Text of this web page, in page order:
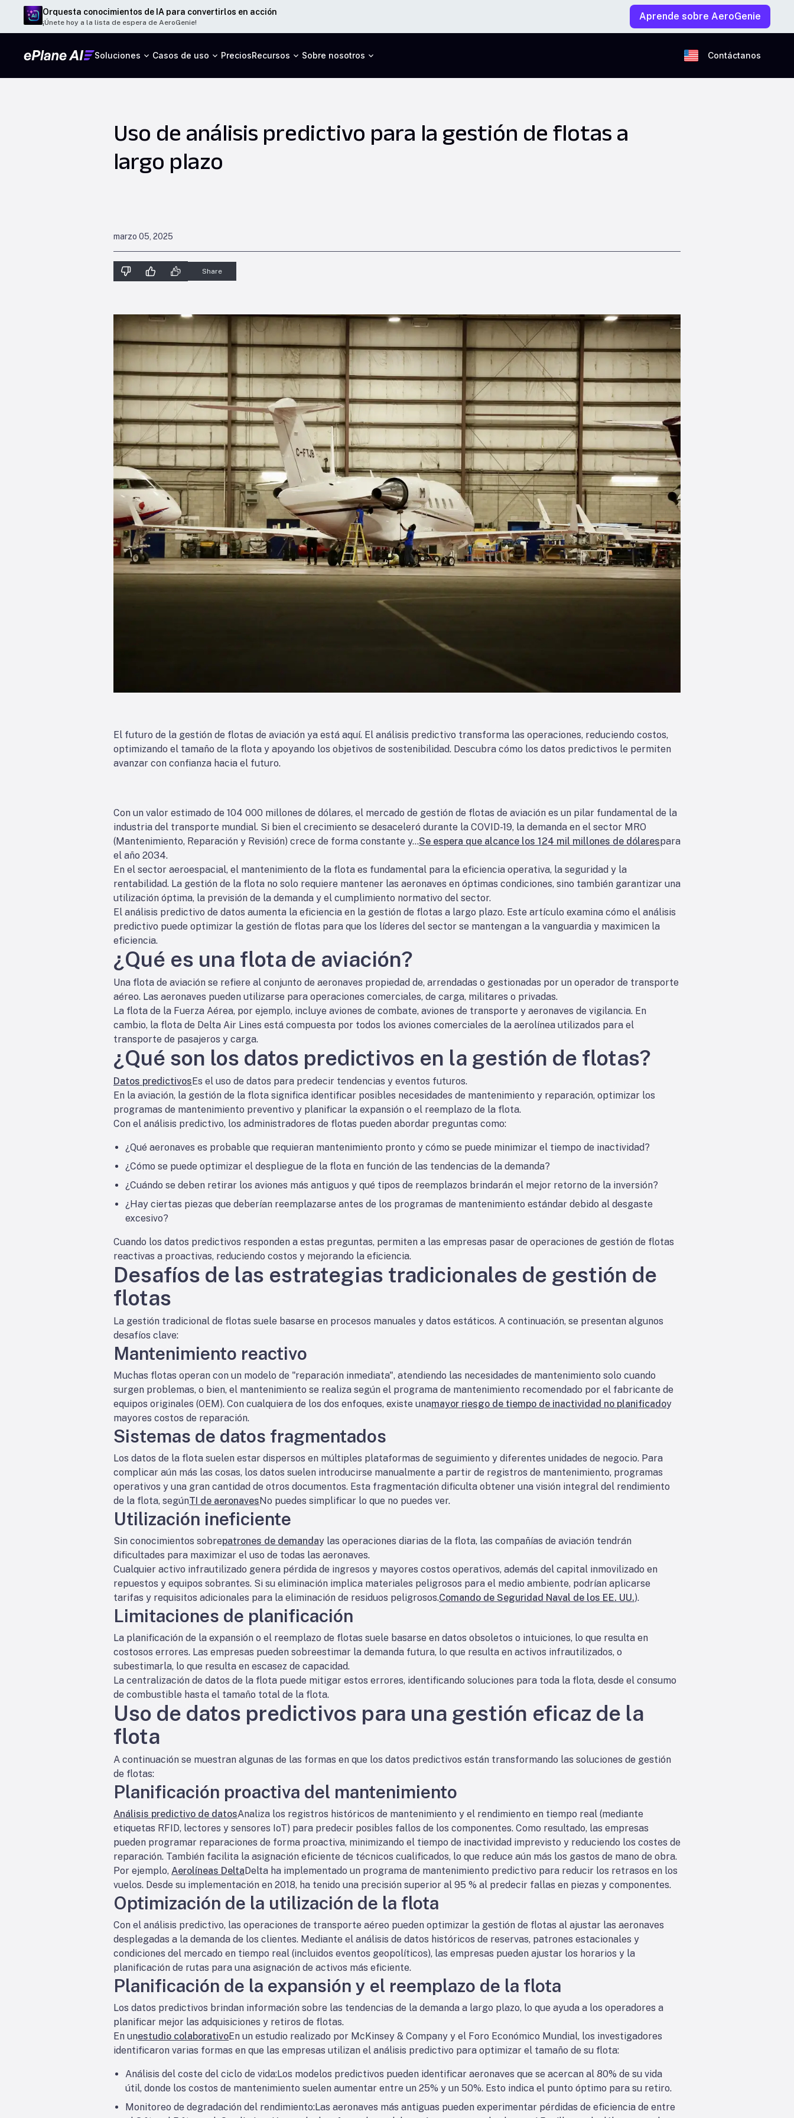
Orquesta conocimientos de IA para convertirlos en acción
¡Únete hoy a la lista de espera de AeroGenie!
Aprende sobre AeroGenie
Soluciones Casos de uso PreciosRecursos Sobre nosotros Contáctanos
Uso de análisis predictivo para la gestión de flotas a
largo plazo
marzo 05, 2025
Share
El futuro de la gestión de flotas de aviación ya está aquí. El análisis predictivo transforma las operaciones, reduciendo costos,
optimizando el tamaño de la flota y apoyando los objetivos de sostenibilidad. Descubra cómo los datos predictivos le permiten
avanzar con confianza hacia el futuro.
Con un valor estimado de 104 000 millones de dólares, el mercado de gestión de flotas de aviación es un pilar fundamental de la
industria del transporte mundial. Si bien el crecimiento se desaceleró durante la COVID-19, la demanda en el sector MRO
(Mantenimiento, Reparación y Revisión) crece de forma constante y...Se espera que alcance los 124 mil millones de dólarespara
el año 2034.
En el sector aeroespacial, el mantenimiento de la flota es fundamental para la eficiencia operativa, la seguridad y la
rentabilidad. La gestión de la flota no solo requiere mantener las aeronaves en óptimas condiciones, sino también garantizar una
utilización óptima, la previsión de la demanda y el cumplimiento normativo del sector.
El análisis predictivo de datos aumenta la eficiencia en la gestión de flotas a largo plazo. Este artículo examina cómo el análisis
predictivo puede optimizar la gestión de flotas para que los líderes del sector se mantengan a la vanguardia y maximicen la
eficiencia.
¿Qué es una flota de aviación?
Una flota de aviación se refiere al conjunto de aeronaves propiedad de, arrendadas o gestionadas por un operador de transporte
aéreo. Las aeronaves pueden utilizarse para operaciones comerciales, de carga, militares o privadas.
La flota de la Fuerza Aérea, por ejemplo, incluye aviones de combate, aviones de transporte y aeronaves de vigilancia. En
cambio, la flota de Delta Air Lines está compuesta por todos los aviones comerciales de la aerolínea utilizados para el
transporte de pasajeros y carga.
¿Qué son los datos predictivos en la gestión de flotas?
Datos predictivosEs el uso de datos para predecir tendencias y eventos futuros.
En la aviación, la gestión de la flota significa identificar posibles necesidades de mantenimiento y reparación, optimizar los
programas de mantenimiento preventivo y planificar la expansión o el reemplazo de la flota.
Con el análisis predictivo, los administradores de flotas pueden abordar preguntas como:
¿Qué aeronaves es probable que requieran mantenimiento pronto y cómo se puede minimizar el tiempo de inactividad?
¿Cómo se puede optimizar el despliegue de la flota en función de las tendencias de la demanda?
¿Cuándo se deben retirar los aviones más antiguos y qué tipos de reemplazos brindarán el mejor retorno de la inversión?
¿Hay ciertas piezas que deberían reemplazarse antes de los programas de mantenimiento estándar debido al desgaste
excesivo?
Cuando los datos predictivos responden a estas preguntas, permiten a las empresas pasar de operaciones de gestión de flotas
reactivas a proactivas, reduciendo costos y mejorando la eficiencia.
Desafíos de las estrategias tradicionales de gestión de
flotas
La gestión tradicional de flotas suele basarse en procesos manuales y datos estáticos. A continuación, se presentan algunos
desafíos clave:
Mantenimiento reactivo
Muchas flotas operan con un modelo de "reparación inmediata", atendiendo las necesidades de mantenimiento solo cuando
surgen problemas, o bien, el mantenimiento se realiza según el programa de mantenimiento recomendado por el fabricante de
equipos originales (OEM). Con cualquiera de los dos enfoques, existe unamayor riesgo de tiempo de inactividad no planificadoy
mayores costos de reparación.
Sistemas de datos fragmentados
Los datos de la flota suelen estar dispersos en múltiples plataformas de seguimiento y diferentes unidades de negocio. Para
complicar aún más las cosas, los datos suelen introducirse manualmente a partir de registros de mantenimiento, programas
operativos y una gran cantidad de otros documentos. Esta fragmentación dificulta obtener una visión integral del rendimiento
de la flota, segúnTI de aeronavesNo puedes simplificar lo que no puedes ver.
Utilización ineficiente
Sin conocimientos sobrepatrones de demanday las operaciones diarias de la flota, las compañías de aviación tendrán
dificultades para maximizar el uso de todas las aeronaves.
Cualquier activo infrautilizado genera pérdida de ingresos y mayores costos operativos, además del capital inmovilizado en
repuestos y equipos sobrantes. Si su eliminación implica materiales peligrosos para el medio ambiente, podrían aplicarse
tarifas y requisitos adicionales para la eliminación de residuos peligrosos.Comando de Seguridad Naval de los EE. UU.).
Limitaciones de planificación
La planificación de la expansión o el reemplazo de flotas suele basarse en datos obsoletos o intuiciones, lo que resulta en
costosos errores. Las empresas pueden sobreestimar la demanda futura, lo que resulta en activos infrautilizados, o
subestimarla, lo que resulta en escasez de capacidad.
La centralización de datos de la flota puede mitigar estos errores, identificando soluciones para toda la flota, desde el consumo
de combustible hasta el tamaño total de la flota.
Uso de datos predictivos para una gestión eficaz de la
flota
A continuación se muestran algunas de las formas en que los datos predictivos están transformando las soluciones de gestión
de flotas:
Planificación proactiva del mantenimiento
Análisis predictivo de datosAnaliza los registros históricos de mantenimiento y el rendimiento en tiempo real (mediante
etiquetas RFID, lectores y sensores IoT) para predecir posibles fallos de los componentes. Como resultado, las empresas
pueden programar reparaciones de forma proactiva, minimizando el tiempo de inactividad imprevisto y reduciendo los costes de
reparación. También facilita la asignación eficiente de técnicos cualificados, lo que reduce aún más los gastos de mano de obra.
Por ejemplo, Aerolíneas DeltaDelta ha implementado un programa de mantenimiento predictivo para reducir los retrasos en los
vuelos. Desde su implementación en 2018, ha tenido una precisión superior al 95 % al predecir fallas en piezas y componentes.
Optimización de la utilización de la flota
Con el análisis predictivo, las operaciones de transporte aéreo pueden optimizar la gestión de flotas al ajustar las aeronaves
desplegadas a la demanda de los clientes. Mediante el análisis de datos históricos de reservas, patrones estacionales y
condiciones del mercado en tiempo real (incluidos eventos geopolíticos), las empresas pueden ajustar los horarios y la
planificación de rutas para una asignación de activos más eficiente.
Planificación de la expansión y el reemplazo de la flota
Los datos predictivos brindan información sobre las tendencias de la demanda a largo plazo, lo que ayuda a los operadores a
planificar mejor las adquisiciones y retiros de flotas.
En unestudio colaborativoEn un estudio realizado por McKinsey & Company y el Foro Económico Mundial, los investigadores
identificaron varias formas en que las empresas utilizan el análisis predictivo para optimizar el tamaño de su flota:
Análisis del coste del ciclo de vida:Los modelos predictivos pueden identificar aeronaves que se acercan al 80% de su vida
útil, donde los costos de mantenimiento suelen aumentar entre un 25% y un 50%. Esto indica el punto óptimo para su retiro.
Monitoreo de degradación del rendimiento:Las aeronaves más antiguas pueden experimentar pérdidas de eficiencia de entre